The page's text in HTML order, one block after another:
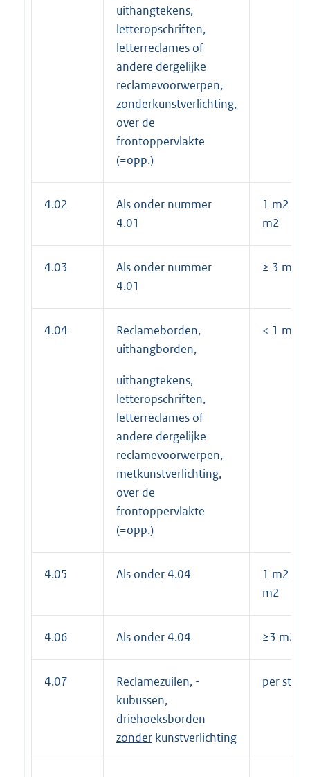
uithangtekens,
letteropschriften,
letterreclames of
andere dergelijke
reclamevoorwerpen,
zonderkunstverlichting,
over de
frontoppervlakte
(=opp.)
4.02
Als onder nummer
4.01
1 m2
m2
4.03
Als onder nummer
4.01
≥ 3 m2
4.04
Reclameborden,
uithangborden,
uithangtekens,
letteropschriften,
letterreclames of
andere dergelijke
reclamevoorwerpen,
metkunstverlichting,
over de
frontoppervlakte
(=opp.)
< 1 m2
4.05 Als onder 4.04
1 m2 ≤
m2
4.06 Als onder 4.04 ≥3 m2
4.07
Reclamezuilen, -
kubussen,
driehoeksborden
zonder kunstverlichting
per stuk